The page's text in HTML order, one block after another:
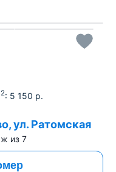
Все фото
2: 5 150 р.
ул. Ратомская
из 7